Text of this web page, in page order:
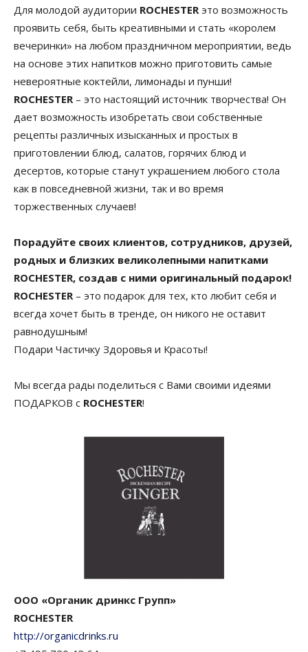
Для молодой аудитории ROCHESTERэто возможность
проявить себя, быть креативными и стать «королем
вечеринки» на любом праздничном мероприятии, ведь
на основе этих напитков можно приготовить самые
невероятные коктейли, лимонады и пунши!
ROCHESTER– это настоящий источник творчества! Он
дает возможность изобретать свои собственные
рецепты различных изысканных и простых в
приготовлении блюд, салатов, горячих блюд и
десертов, которые станут украшением любого стола
как в повседневной жизни, так и во время
торжественных случаев!
Порадуйте своих клиентов, сотрудников, друзей,
родных и близких великолепными напитками
ROCHESTER, создав с ними оригинальный подарок!
ROCHESTER– это подарок для тех, кто любит себя и
всегда хочет быть в тренде, он никого не оставит
равнодушным!
Подари Частичку Здоровья и Красоты!
Мы всегда рады поделиться с Вами своими идеями
ПОДАРКОВ с ROCHESTER!
ООО «Органик дринкс Групп»
ROCHESTER
http://organicdrinks.ru